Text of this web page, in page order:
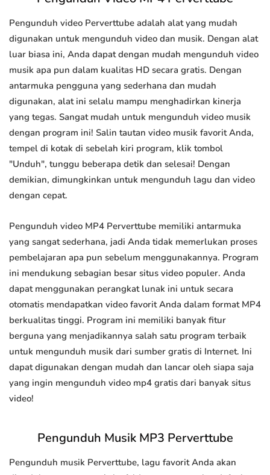
Pengunduh video Perverttube adalah alat yang mudah
digunakan untuk mengunduh video dan musik. Dengan alat
luar biasa ini, Anda dapat dengan mudah mengunduh video
musik apa pun dalam kualitas HD secara gratis. Dengan
antarmuka pengguna yang sederhana dan mudah
digunakan, alat ini selalu mampu menghadirkan kinerja
yang tegas. Sangat mudah untuk mengunduh video musik
dengan program ini! Salin tautan video musik favorit Anda,
tempel di kotak di sebelah kiri program, klik tombol
"Unduh", tunggu beberapa detik dan selesai! Dengan
demikian, dimungkinkan untuk mengunduh lagu dan video
dengan cepat.
Pengunduh video MP4 Perverttube memiliki antarmuka
yang sangat sederhana, jadi Anda tidak memerlukan proses
pembelajaran apa pun sebelum menggunakannya. Program
ini mendukung sebagian besar situs video populer. Anda
dapat menggunakan perangkat lunak ini untuk secara
otomatis mendapatkan video favorit Anda dalam format MP4
berkualitas tinggi. Program ini memiliki banyak fitur
berguna yang menjadikannya salah satu program terbaik
untuk mengunduh musik dari sumber gratis di Internet. Ini
dapat digunakan dengan mudah dan lancar oleh siapa saja
yang ingin mengunduh video mp4 gratis dari banyak situs
video!
Pengunduh Musik MP3 Perverttube
Pengunduh musik Perverttube, lagu favorit Anda akan